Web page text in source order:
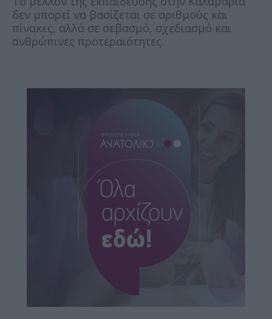
δεν μπορεί να βασίζεται σε αριθμούς και
πίνακες, αλλά σε σεβασμό, σχεδιασμό και
ανθρώπινες προτεραιότητες.